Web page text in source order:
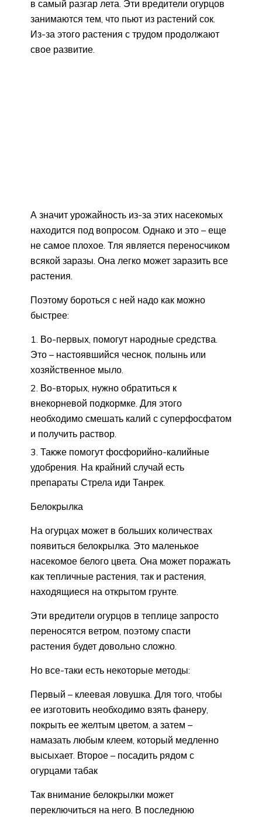
в самый разгар лета. Эти вредители огурцов
занимаются тем, что пьют из растений сок.
Из-за этого растения с трудом продолжают
свое развитие.
А значит урожайность из-за этих насекомых
находится под вопросом. Однако и это – еще
не самое плохое. Тля является переносчиком
всякой заразы. Она легко может заразить все
растения.
Поэтому бороться с ней надо как можно
быстрее:
Во-первых, помогут народные средства.
Это – настоявшийся чеснок, полынь или
хозяйственное мыло.
Во-вторых, нужно обратиться к
внекорневой подкормке. Для этого
необходимо смешать калий с суперфосфатом
и получить раствор.
Также помогут фосфорийно-калийные
удобрения. На крайний случай есть
препараты Стрела иди Танрек.
Белокрылка
На огурцах может в больших количествах
появиться белокрылка. Это маленькое
насекомое белого цвета. Она может поражать
как тепличные растения, так и растения,
находящиеся на открытом грунте.
Эти вредители огурцов в теплице запросто
переносятся ветром, поэтому спасти
растения будет довольно сложно.
Но все-таки есть некоторые методы:
Первый – клеевая ловушка. Для того, чтобы
ее изготовить необходимо взять фанеру,
покрыть ее желтым цветом, а затем –
намазать любым клеем, который медленно
высыхает. Второе – посадить рядом с
огурцами табак
Так внимание белокрылки может
переключиться на него. В последнюю